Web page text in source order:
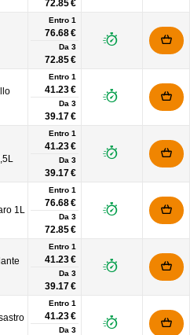
72.85 €
Entro 1
76.68 €
Da 3
72.85 €
Entro 1
41.23 €
Da 3
39.17 €
Entro 1
41.23 €
Da 3
39.17 €
1L
Entro 1
76.68 €
Da 3
72.85 €
Entro 1
41.23 €
Da 3
39.17 €
Entro 1
41.23 €
Da 3